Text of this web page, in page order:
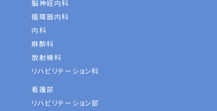
脳神経内科
循環器内科
内科
麻酔科
放射線科
リハビリテーション科
看護部
リハビリテーション部